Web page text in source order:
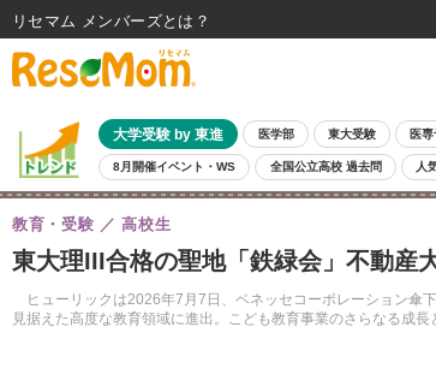
大学受験 by 東進 医学部 東大受験 医
8月開催イベント・WS 全国公立高校 過去問 人
東大理III合格の聖地「鉄緑会」不動産
ヒューリックは2026年7月7日、ベネッセコーポレーション傘
見据えた高度な教育領域に進出。こども教育事業のさらなる成長
教育・受験 高校生
リセマム メンバーズ